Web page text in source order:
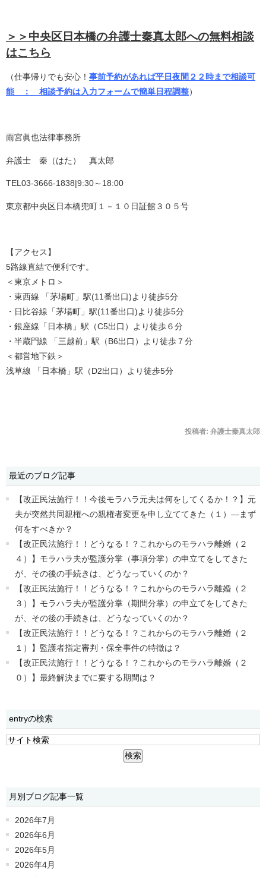
＞＞中央区日本橋の弁護士秦真太郎への無料相談
はこちら
（仕事帰りでも安心！ 事前予約があれば平日夜間２２時まで相談可
能 ： 相談予約は入力フォームで簡単日程調整）
雨宮眞也法律事務所
弁護士 秦（はた） 真太郎
TEL03-3666-1838|9:30～18:00
東京都中央区日本橋兜町１－１０日証館３０５号
【アクセス】
5路線直結で便利です。
＜東京メトロ＞
・東西線 「茅場町」駅(11番出口)より徒歩5分
・日比谷線「茅場町」駅(11番出口)より徒歩5分
・銀座線「日本橋」駅（C5出口）より徒歩６分
・半蔵門線 「三越前」駅（B6出口）より徒歩７分
＜都営地下鉄＞
浅草線 「日本橋」駅（D2出口）より徒歩5分
投稿者: 弁護士秦真太郎
最近のブログ記事
【改正民法施行！！今後モラハラ元夫は何をしてくるか！？】元
夫が突然共同親権への親権者変更を申し立ててきた（１）―まず
何をすべきか？
【改正民法施行！！どうなる！？これからのモラハラ離婚（２
４）】モラハラ夫が監護分掌（事項分掌）の申立てをしてきた
が、その後の手続きは、どうなっていくのか？
【改正民法施行！！どうなる！？これからのモラハラ離婚（２
３）】モラハラ夫が監護分掌（期間分掌）の申立てをしてきた
が、その後の手続きは、どうなっていくのか？
【改正民法施行！！どうなる！？これからのモラハラ離婚（２
１）】監護者指定審判・保全事件の特徴は？
【改正民法施行！！どうなる！？これからのモラハラ離婚（２
０）】最終解決までに要する期間は？
entryの検索
月別ブログ記事一覧
2026年7月
2026年6月
2026年5月
2026年4月